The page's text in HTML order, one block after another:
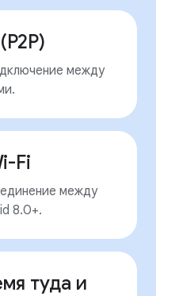
между
Fi
между
8.0+.
туда и